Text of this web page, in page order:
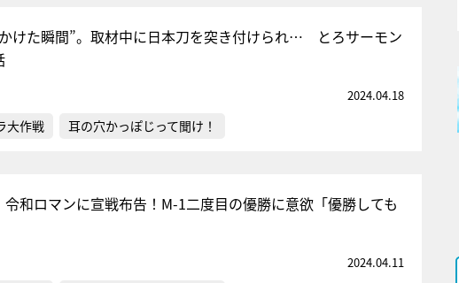
けた瞬間”。取材中に日本刀を突き付けられ… とろサーモン
2024.04.18
大作戦 耳の穴かっぽじって聞け！
和ロマンに宣戦布告！M-1二度目の優勝に意欲「優勝しても
2024.04.11